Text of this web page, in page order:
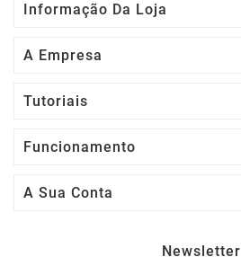
Informação Da Loja
A Empresa
Tutoriais
Funcionamento
A Sua Conta
Newsletter